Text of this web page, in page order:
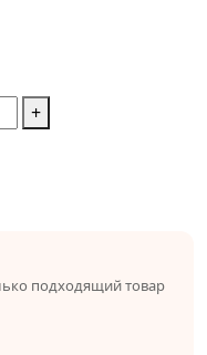
+
подходящий товар